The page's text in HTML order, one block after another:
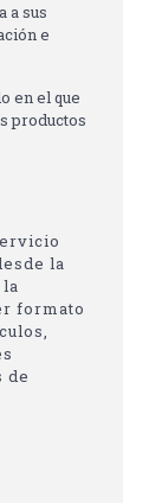
a sus
e
en el que
productos
la
formato
de